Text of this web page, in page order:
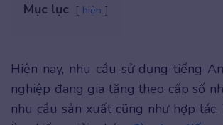
Mục lục hiện
Hiện nay, nhu cầu sử dụng tiếng
nghiệp đang gia tăng theo cấp số
nhu cầu sản xuất cũng như hợp tác.